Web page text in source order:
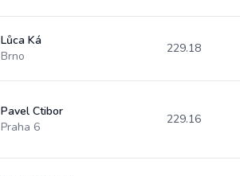
Lůca Ká
Brno
229.18
Pavel Ctibor
Praha 6
229.16